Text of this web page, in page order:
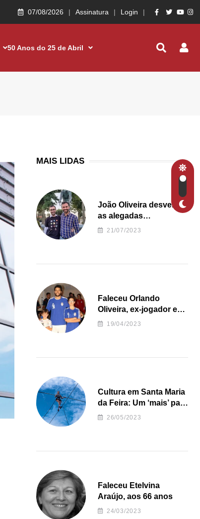
07/08/2026 Assinatura Login
50 Anos do 25 de Abril
MAIS LIDAS
João Oliveira desvenda
as alegadas
irregularidades da
21/07/2023
Faleceu Orlando
Oliveira, ex-jogador e
treinador da formação
19/04/2023
Cultura em Santa Maria
da Feira: Um ‘mais’ para
o Concelho
26/05/2023
Faleceu Etelvina
Araújo, aos 66 anos
24/03/2023